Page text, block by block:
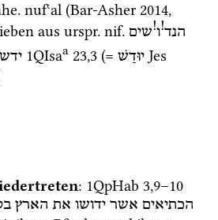
nufʿal (Bar-Asher 2014,
aus urspr. nif. הנד!ו!שים
ידש 1QIsaa 23,3 (= יוּדַשׁ Jes
: 1QpHab 3,9–10
הכתיאים אשר ידושו את הארץ